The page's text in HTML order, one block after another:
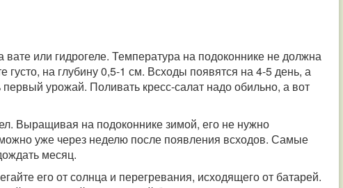
или гидрогеле. Температура на подоконнике не должна
на глубину 0,5-1 см. Всходы появятся на 4-5 день, а
урожай. Поливать кресс-салат надо обильно, а вот
Выращивая на подоконнике зимой, его не нужно
уже через неделю после появления всходов. Самые
месяц.
его от солнца и перегревания, исходящего от батарей.